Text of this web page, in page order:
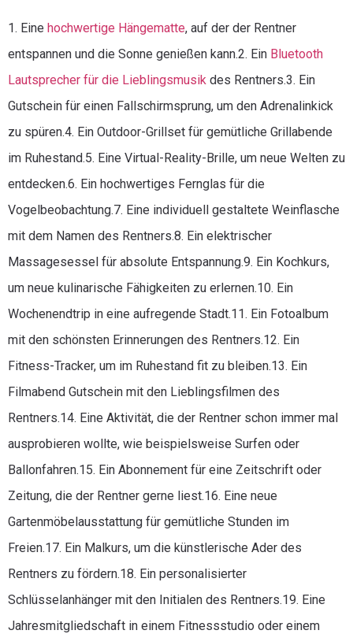
1. Eine hochwertige Hängematte, auf der der Rentner
entspannen und die Sonne genießen kann.2. Ein Bluetooth
Lautsprecher für die Lieblingsmusik des Rentners.3. Ein
Gutschein für einen Fallschirmsprung, um den Adrenalinkick
zu spüren.4. Ein Outdoor-Grillset für gemütliche Grillabende
im Ruhestand.5. Eine Virtual-Reality-Brille, um neue Welten zu
entdecken.6. Ein hochwertiges Fernglas für die
Vogelbeobachtung.7. Eine individuell gestaltete Weinflasche
mit dem Namen des Rentners.8. Ein elektrischer
Massagesessel für absolute Entspannung.9. Ein Kochkurs,
um neue kulinarische Fähigkeiten zu erlernen.10. Ein
Wochenendtrip in eine aufregende Stadt.11. Ein Fotoalbum
mit den schönsten Erinnerungen des Rentners.12. Ein
Fitness-Tracker, um im Ruhestand fit zu bleiben.13. Ein
Filmabend Gutschein mit den Lieblingsfilmen des
Rentners.14. Eine Aktivität, die der Rentner schon immer mal
ausprobieren wollte, wie beispielsweise Surfen oder
Ballonfahren.15. Ein Abonnement für eine Zeitschrift oder
Zeitung, die der Rentner gerne liest.16. Eine neue
Gartenmöbelausstattung für gemütliche Stunden im
Freien.17. Ein Malkurs, um die künstlerische Ader des
Rentners zu fördern.18. Ein personalisierter
Schlüsselanhänger mit den Initialen des Rentners.19. Eine
Jahresmitgliedschaft in einem Fitnessstudio oder einem